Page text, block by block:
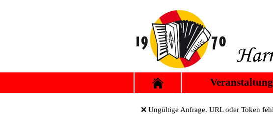
❌ Ungültige Anfrage. URL oder Token